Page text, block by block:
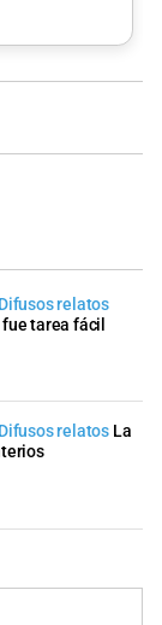
relatos
tarea fácil
relatos La